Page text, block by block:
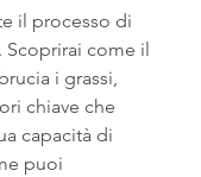
il processo di
come il
i grassi,
chiave che
capacità di
puoi